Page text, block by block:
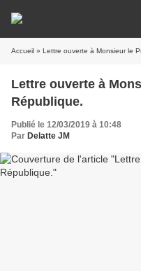
Accueil » Lettre ouverte à Monsieur le
Lettre ouverte à
République.
Publié le 12/03/2019 à 10:48
Par Delatte JM